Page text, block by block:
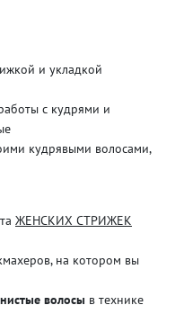
и укладкой
с кудрями и
кудрявыми волосами,
ЖЕНСКИХ СТРИЖЕК
на котором вы
волосы в технике